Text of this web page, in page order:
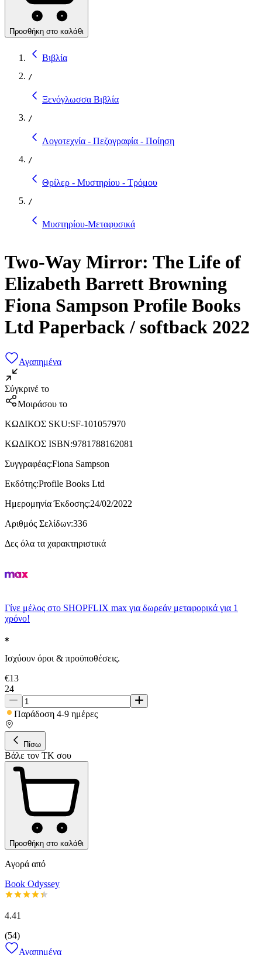
Προσθήκη στο καλάθι
Βιβλία
/
Ξενόγλωσσα Βιβλία
/
Λογοτεχνία - Πεζογραφία - Ποίηση
/
Θρίλερ - Μυστηρίου - Τρόμου
/
Μυστηρίου-Μεταφυσικά
Two-Way Mirror: The Life of
Elizabeth Barrett Browning
Fiona Sampson Profile Books
Ltd Paperback / softback 2022
Αγαπημένα
Σύγκρινέ το
Μοιράσου το
ΚΩΔΙΚΟΣ SKU:SF-101057970
ΚΩΔΙΚΟΣ ISBN:9781788162081
Συγγραφέας:Fiona Sampson
Εκδότης:Profile Books Ltd
Ημερομηνία Έκδοσης:24/02/2022
Αριθμός Σελίδων:336
Δες όλα τα χαρακτηριστικά
Γίνε μέλος στο SHOPFLIX max για δωρεάν μεταφορικά για 1
χρόνο!
Ισχύουν όροι & προϋποθέσεις.
€13
24
Παράδοση 4-9 ημέρες
Πίσω
Βάλε τον ΤΚ σου
Προσθήκη στο καλάθι
Αγορά από
Book Odyssey
4.41
(54)
Αγαπημένα